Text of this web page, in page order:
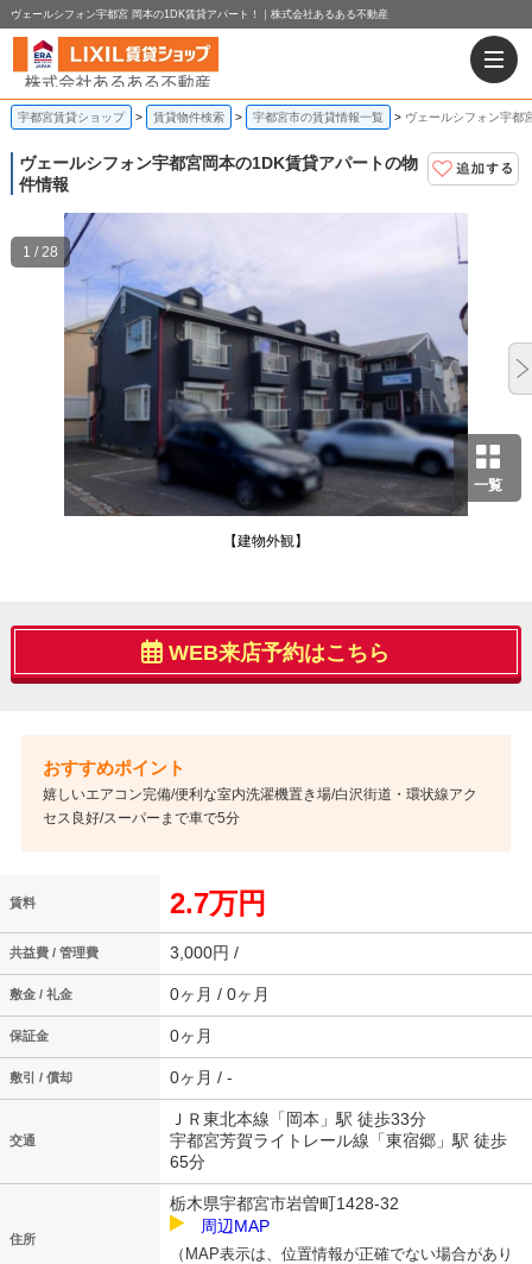
ヴェールシフォン宇都宮 岡本の1DK賃貸アパート！｜株式会社あるある不動産
宇都宮賃貸ショップ 賃貸物件検索 宇都宮市の賃貸情報一覧 ヴェールシフォン宇都
ヴェールシフォン宇都宮岡本の1DK賃貸アパートの物
件情報
一覧
【建物外観】
1 / 28
WEB来店予約はこちら
嬉しいエアコン完備/便利な室内洗濯機置き場/白沢街道・環状線アク
セス良好/スーパーまで車で5分
賃料 2.7万円
共益費 / 管理費 3,000円 /
敷金 / 礼金 0ヶ月 / 0ヶ月
保証金 0ヶ月
敷引 / 償却 0ヶ月 / -
交通
ＪＲ東北本線「岡本」駅 徒歩33分
宇都宮芳賀ライトレール線「東宿郷」駅 徒歩
65分
住所
栃木県宇都宮市岩曽町1428-32
周辺MAP
（MAP表示は、位置情報が正確でない場合があり